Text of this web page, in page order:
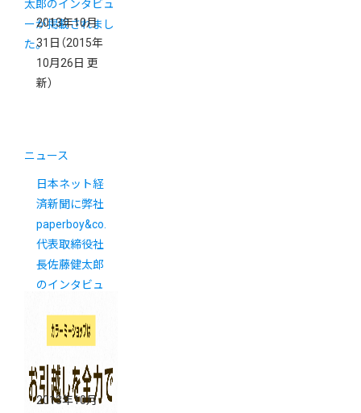
2013年10月
31日 （2015年
10月26日 更
新）
ニュース
日本ネット経
済新聞に弊社
paperboy&co.
代表取締役社
長佐藤健太郎
のインタビュ
ました。
2013年10月